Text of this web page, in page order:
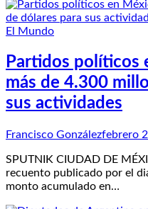
El Mundo
Partidos políticos
más de 4.300
sus actividades
Francisco Gonzálezfebrero
SPUTNIK CIUDAD DE
recuento publicado por el
monto acumulado en…